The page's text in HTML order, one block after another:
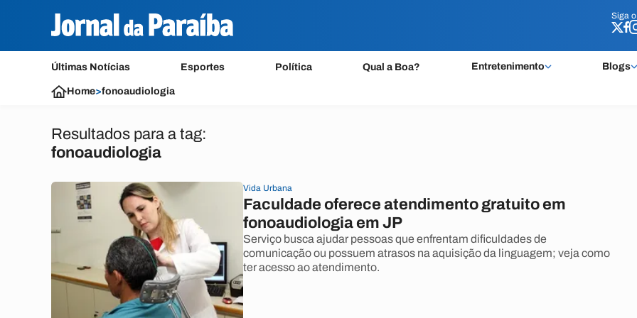
Siga o
Últimas Notícias Esportes Política Qual a Boa? Entretenimento Blogs
Siga o
Home>fonoaudiologia
Resultados para a tag:
fonoaudiologia
Vida Urbana
Faculdade oferece atendimento gratuito em
fonoaudiologia em JP
Serviço busca ajudar pessoas que enfrentam dificuldades de
comunicação ou possuem atrasos na aquisição da linguagem; veja como
ter acesso ao atendimento.